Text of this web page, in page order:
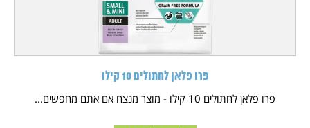
פרו פלאן לחתולים 10 קילו
פרו פלאן לחתולים 10 קילו - מוצר מנצח אם אתם מחפשים...